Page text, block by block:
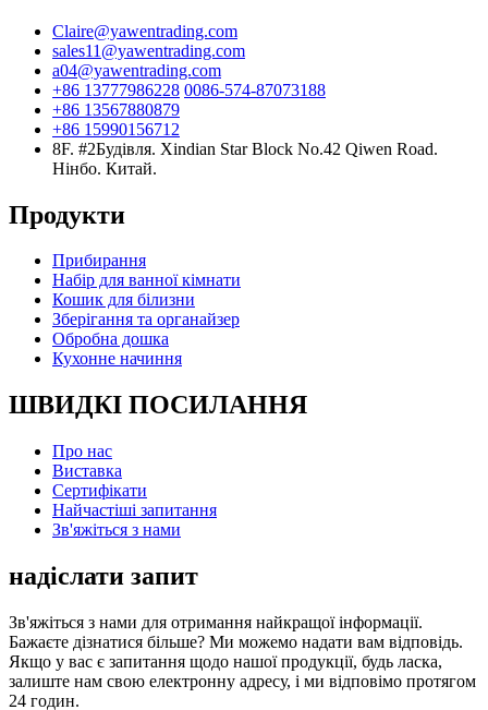
Claire@yawentrading.com
sales11@yawentrading.com
a04@yawentrading.com
+86 13777986228 0086-574-87073188
+86 13567880879
+86 15990156712
8F. #2Будівля. Xindian Star Block No.42 Qiwen Road.
Нінбо. Китай.
Продукти
Прибирання
Набір для ванної кімнати
Кошик для білизни
Зберігання та органайзер
Обробна дошка
Кухонне начиння
ШВИДКІ ПОСИЛАННЯ
Про нас
Виставка
Сертифікати
Найчастіші запитання
Зв'яжіться з нами
надіслати запит
Зв'яжіться з нами для отримання найкращої інформації.
Бажаєте дізнатися більше? Ми можемо надати вам відповідь.
Якщо у вас є запитання щодо нашої продукції, будь ласка,
залиште нам свою електронну адресу, і ми відповімо протягом
24 годин.